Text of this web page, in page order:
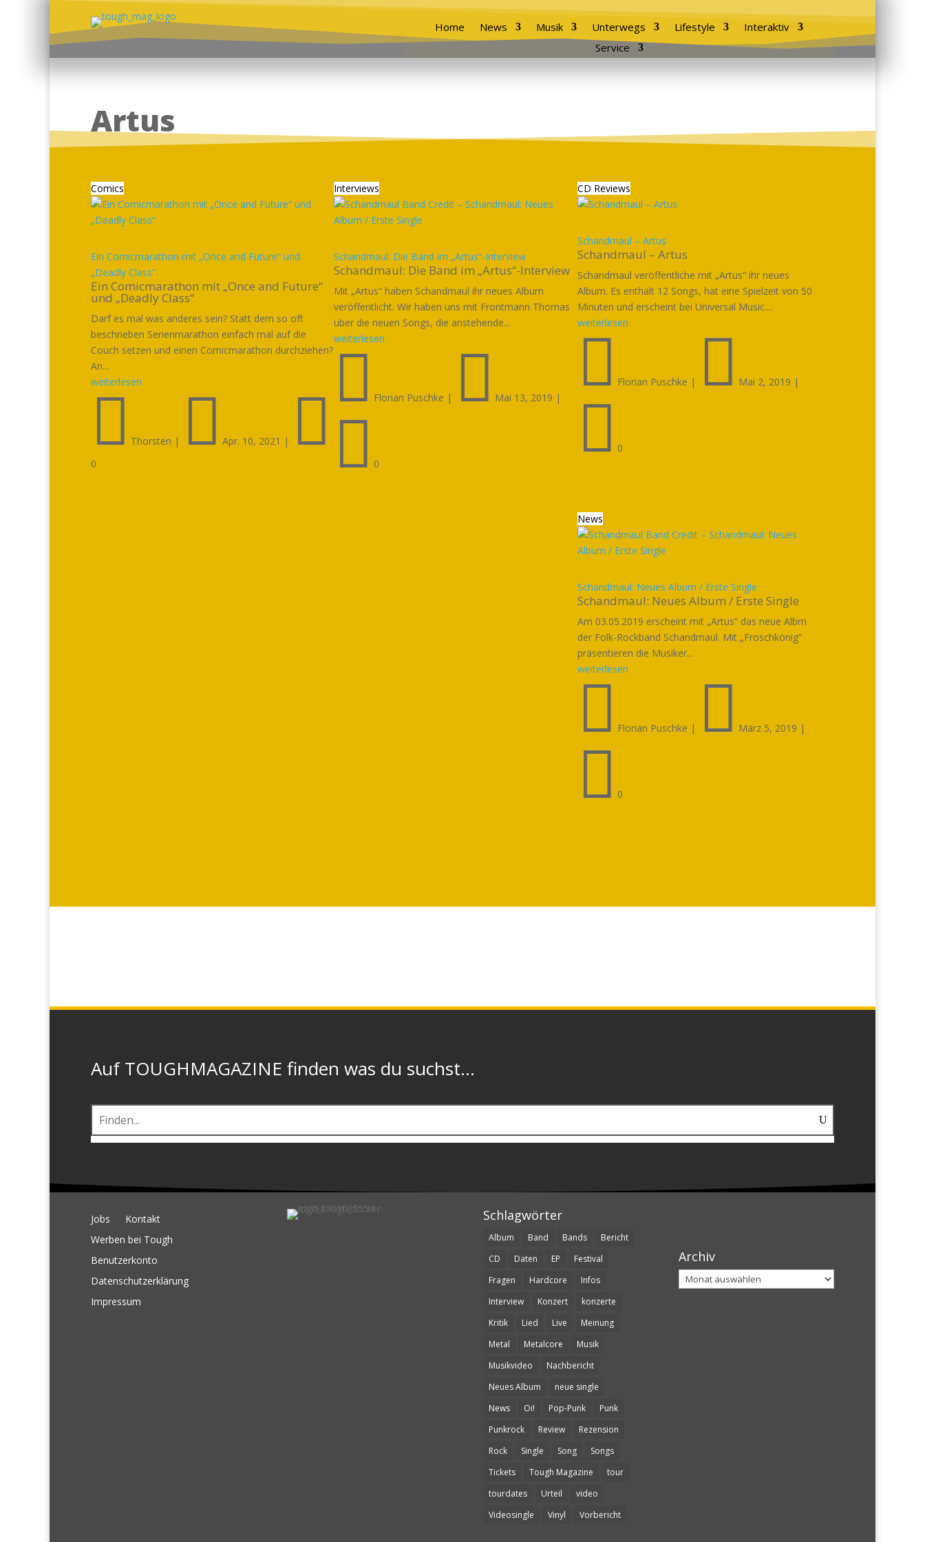
Home News Musik Unterwegs Lifestyle
Interaktiv
Service
Artus
Comics
Ein Comicmarathon mit „Once and Future“ und
„Deadly Class“
Ein Comicmarathon mit „Once and Future“
und „Deadly Class“
Darf es mal was anderes sein? Statt dem so oft
beschrieben Serienmarathon einfach mal auf die
Couch setzen und einen Comicmarathon durchziehen?
An...
weiterlesen
 Thorsten |  Apr. 10, 2021 | 
0
Interviews
Schandmaul: Die Band im „Artus“-Interview
Schandmaul: Die Band im „Artus“-Interview
Mit „Artus“ haben Schandmaul ihr neues Album
veröffentlicht. Wir haben uns mit Frontmann Thomas
über die neuen Songs, die anstehende...
weiterlesen
 Florian Puschke |  Mai 13, 2019 |
 0
CD Reviews
Schandmaul – Artus
Schandmaul – Artus
Schandmaul veröffentliche mit „Artus“ ihr neues
Album. Es enthält 12 Songs, hat eine Spielzeit von 50
Minuten und erscheint bei Universal Music....
weiterlesen
 Florian Puschke |  Mai 2, 2019 |
 0
News
Schandmaul: Neues Album / Erste Single
Schandmaul: Neues Album / Erste Single
Am 03.05.2019 erscheint mit „Artus“ das neue Albm
der Folk-Rockband Schandmaul. Mit „Froschkönig“
präsentieren die Musiker...
weiterlesen
 Florian Puschke |  März 5, 2019 |
 0
Auf TOUGHMAGAZINE finden was du suchst...
Jobs
Kontakt
Werben bei Tough
Benutzerkonto
Datenschutzerklärung
Impressum
Schlagwörter
Album Band Bands
Bericht
CD
Daten EP
Festival
Fragen
Hardcore
Infos
Interview
Konzert
konzerte
Kritik
Lied Live
Meinung
Metal
Metalcore
Musik
Musikvideo
Nachbericht
Neues Album
neue single
News
Oi! Pop-Punk
Punk
Punkrock
Review
Rezension
Rock
Single Song
Songs
Tickets
Tough Magazine
tour
tourdates
Urteil
video
Videosingle
Vinyl Vorbericht
Archiv
Archiv